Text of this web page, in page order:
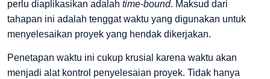
perlu diaplikasikan adalah time-bound. Maksud dari
tahapan ini adalah tenggat waktu yang digunakan untuk
menyelesaikan proyek yang hendak dikerjakan.
Penetapan waktu ini cukup krusial karena waktu akan
menjadi alat kontrol penyelesaian proyek. Tidak hanya